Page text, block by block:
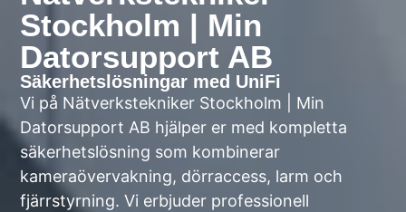
Stockholm | Min
Datorsupport AB
Säkerhetslösningar med UniFi
Vi på Nätverkstekniker Stockholm | Min
Datorsupport AB hjälper er med kompletta
säkerhetslösning som kombinerar
kameraövervakning, dörraccess, larm och
fjärrstyrning. Vi erbjuder professionell